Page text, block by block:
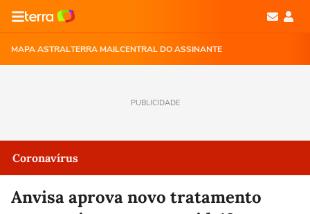
MAPA ASTRALTERRA MAILCENTRAL DO ASSINANTE
PUBLICIDADE
Coronavírus
Anvisa aprova novo tratamento